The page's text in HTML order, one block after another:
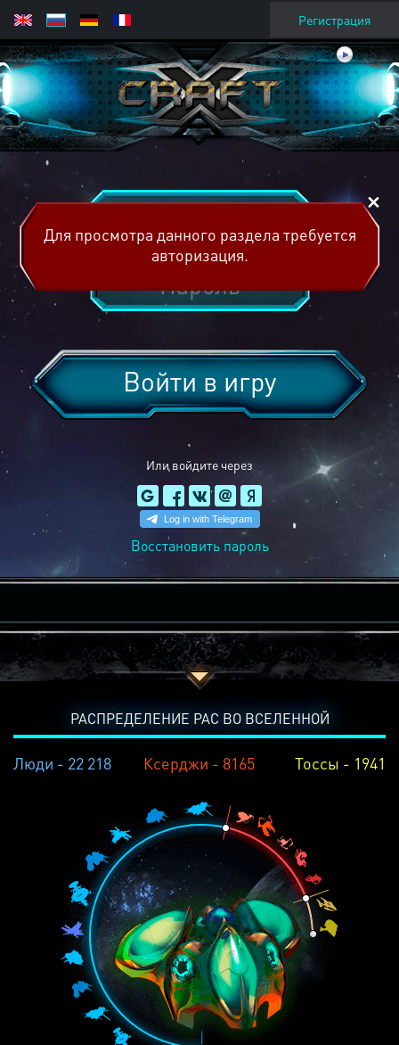
Регистрация
Или войдите через
Войти в игру
Восстановить пароль
Для просмотра данного раздела требуется
авторизация.
РАСПРЕДЕЛЕНИЕ РАС ВО ВСЕЛЕННОЙ
Люди - 22 218 Ксерджи - 8165 Тоссы - 1941